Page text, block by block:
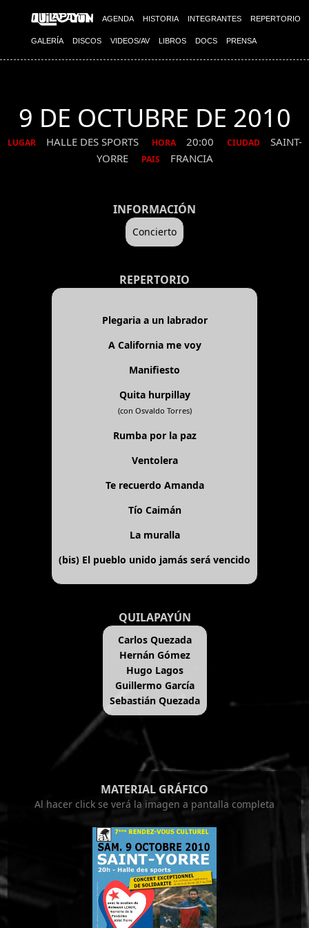
AGENDA HISTORIA INTEGRANTES REPERTORIO
GALERÍA DISCOS VIDEOS/AV LIBROS DOCS PRENSA
9 DE OCTUBRE DE 2010
LUGAR HALLE DES SPORTS HORA 20:00 CIUDAD
SAINT-
YORRE
PAIS FRANCIA
INFORMACIÓN
Concierto
REPERTORIO
Plegaria a un labrador
A California me voy
Manifiesto
Quita hurpillay
(con Osvaldo Torres)
Rumba por la paz
Ventolera
Te recuerdo Amanda
Tío Caimán
La muralla
(bis) El pueblo unido jamás será vencido
QUILAPAYÚN
Carlos Quezada
Hernán Gómez
Hugo Lagos
Guillermo García
Sebastián Quezada
MATERIAL GRÁFICO
Al hacer click se verá la imagen a pantalla completa